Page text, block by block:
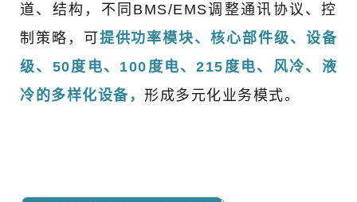
道、结构，不同BMS/EMS调整通讯协议、控
制策略，可提供功率模块、核心部件级、设备
级、50度电、100度电、215度电、风冷、液
冷的多样化设备， 形成多元化业务模式。